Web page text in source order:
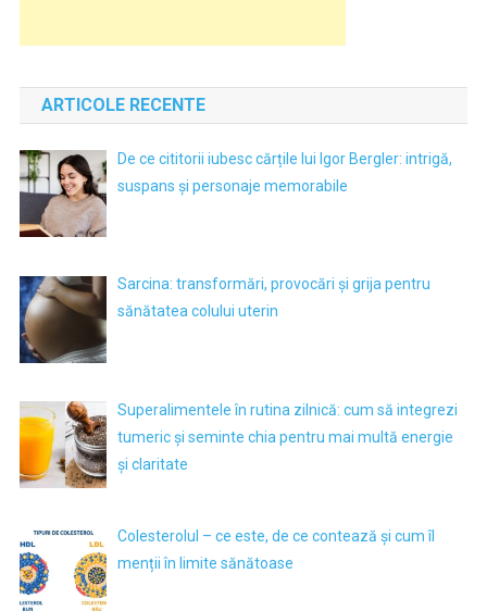
ARTICOLE RECENTE
De ce cititorii iubesc cărțile lui Igor Bergler: intrigă,
suspans și personaje memorabile
Sarcina: transformări, provocări și grija pentru
sănătatea colului uterin
Superalimentele în rutina zilnică: cum să integrezi
tumeric și seminte chia pentru mai multă energie
și claritate
Colesterolul – ce este, de ce contează și cum îl
menții în limite sănătoase